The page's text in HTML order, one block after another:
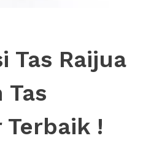
Tas Raijua
Tas
!